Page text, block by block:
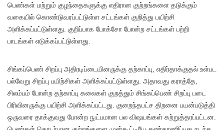
பெண்கள் மற்றும் குழந்தைகளுக்கு எதிரான குற்றங்களை தடுக்கும்
வகையில் கொண்டுவரப்பட்டுள்ள சட்டங்கள் குறித்து பயிற்சி
அளிக்கப்பட்டுள்ளது. குறிப்பாக போக்சோ போன்ற சட்டங்கள் பற்றி
பாடங்கள் எடுக்கப்பட்டுள்ளது.
சிங்கப்பெண் சிறப்பு அதிரடிப்டையினருக்கு தற்காப்பு, எதிர்தாக்குதல் உள்பட
பல்வேறு சிறப்பு பயிற்சிகள் அளிக்கப்பட்டுள்ளது. அதாவது கராத்தே,
சிலம்பம் போன்ற தற்காப்பு கலைகள் குறத்தும் சிங்கப்பெண் சிறப்பு படை
பிரிவினருக்கு பயிற்சி அளிக்கப்பட்டது. குறைந்தபட்ச திறனை பயன்படுத்தி
ஒருவரை தாக்குவது போன்ற நுட்பமான பல விஷயங்கள் கற்றுத்தரப்பட்டன.